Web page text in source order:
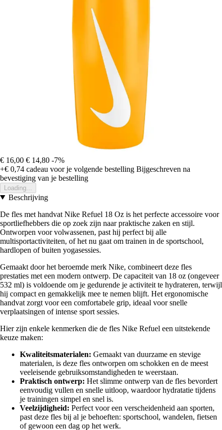
€ 16,00 € 14,80 -7%
+€ 0,74 cadeau voor je volgende bestelling Bijgeschreven na
bevestiging van je bestelling
Loading...
Beschrijving
De fles met handvat Nike Refuel 18 Oz is het perfecte accessoire voor
sportliefhebbers die op zoek zijn naar praktische zaken en stijl.
Ontworpen voor volwassenen, past hij perfect bij alle
multisportactiviteiten, of het nu gaat om trainen in de sportschool,
hardlopen of buiten yogasessies.
Gemaakt door het beroemde merk Nike, combineert deze fles
prestaties met een modern ontwerp. De capaciteit van 18 oz (ongeveer
532 ml) is voldoende om je gedurende je activiteit te hydrateren, terwijl
hij compact en gemakkelijk mee te nemen blijft. Het ergonomische
handvat zorgt voor een comfortabele grip, ideaal voor snelle
verplaatsingen of intense sport sessies.
Hier zijn enkele kenmerken die de fles Nike Refuel een uitstekende
keuze maken:
Kwaliteitsmaterialen: Gemaakt van duurzame en stevige
materialen, is deze fles ontworpen om schokken en de meest
veeleisende gebruiksomstandigheden te weerstaan.
Praktisch ontwerp: Het slimme ontwerp van de fles bevordert
eenvoudig vullen en snelle uitloop, waardoor hydratatie tijdens
je trainingen simpel en snel is.
Veelzijdigheid: Perfect voor een verscheidenheid aan sporten,
past deze fles bij al je behoeften: sportschool, wandelen, fietsen
of gewoon een dag op het werk.